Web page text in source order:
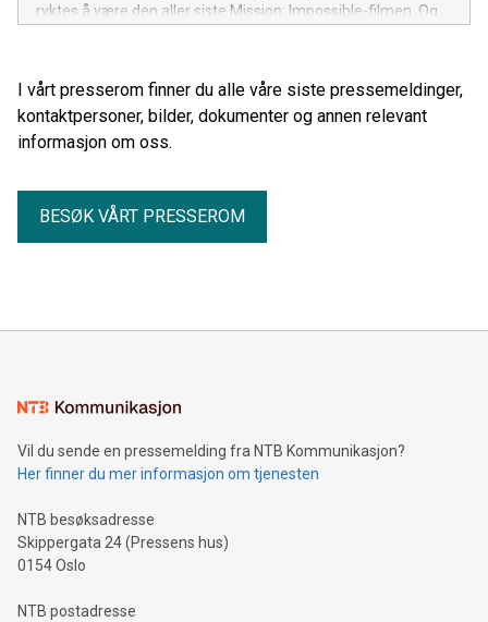
ryktes å være den aller siste Mission: Impossible-filmen. Og
enormt lerret foran hangardøren.
I vårt presserom finner du alle våre siste pressemeldinger,
kontaktpersoner, bilder, dokumenter og annen relevant
informasjon om oss.
BESØK VÅRT PRESSEROM
Vil du sende en pressemelding fra NTB Kommunikasjon?
Her finner du mer informasjon om tjenesten
NTB besøksadresse
Skippergata 24 (Pressens hus)
0154 Oslo
NTB postadresse